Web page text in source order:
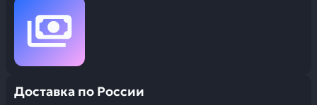
Доставка по России